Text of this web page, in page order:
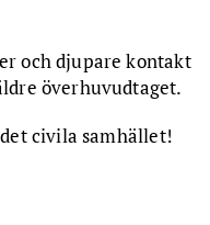
och djupare kontakt
överhuvudtaget.
civila samhället!